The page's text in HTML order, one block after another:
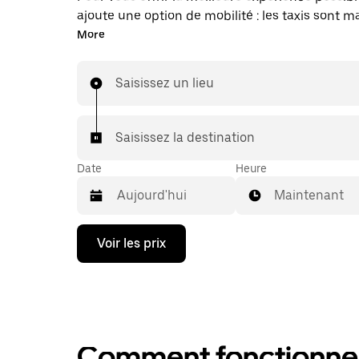
ajoute une option de mobilité : les taxis sont
disponibles dans l'application. Uber Taxi : un
More
Saisissez un lieu
Saisissez la destination
Date
Appuyez
la
ouvrir
Heure
Maintenant
Voir les prix